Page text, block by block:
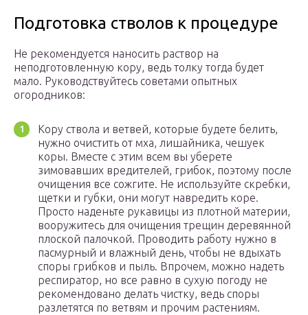
Подготовка стволов к процедуре
Не рекомендуется наносить раствор на
неподготовленную кору, ведь толку тогда будет
мало. Руководствуйтесь советами опытных
огородников:
Кору ствола и ветвей, которые будете белить,
нужно очистить от мха, лишайника, чешуек
коры. Вместе с этим всем вы уберете
зимовавших вредителей, грибок, поэтому после
очищения все сожгите. Не используйте скребки,
щетки и губки, они могут навредить коре.
Просто наденьте рукавицы из плотной материи,
вооружитесь для очищения трещин деревянной
плоской палочкой. Проводить работу нужно в
пасмурный и влажный день, чтобы не вдыхать
споры грибков и пыль. Впрочем, можно надеть
респиратор, но все равно в сухую погоду не
рекомендовано делать чистку, ведь споры
разлетятся по ветвям и прочим растениям.